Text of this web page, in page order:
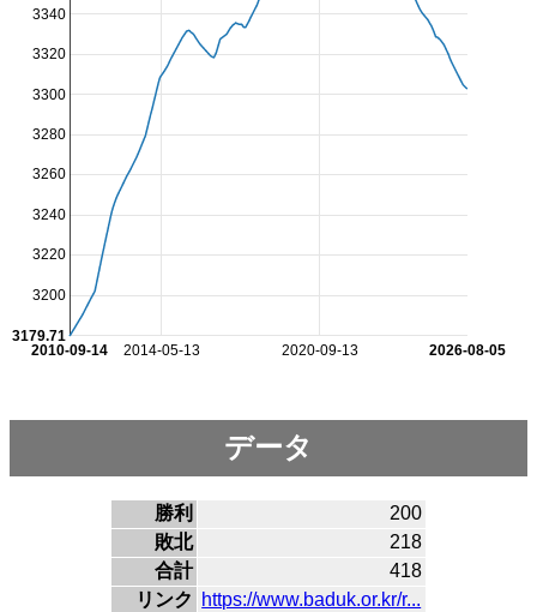
2014-05-13 2020-09-13
2010-09-14 2026-08-05
3200
3220
3240
3260
3280
3300
3320
3340
3179.71
データ
勝利
200
敗北
218
合計
418
リンク
https://www.baduk.or.kr/r...